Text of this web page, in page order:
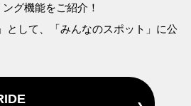
グ機能をご紹介！
として、「みんなのスポット」に公